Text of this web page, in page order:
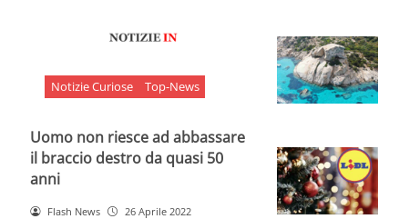
Notizie Curiose Top-News
Uomo non riesce ad abbassare
il braccio destro da quasi 50
anni
Flash News 26 Aprile 2022